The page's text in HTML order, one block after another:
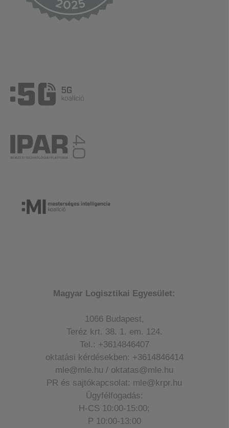
Magyar Logisztikai Egyesület:
1066 Budapest,
Teréz krt. 38. 1. em. 124.
Tel.: +3614846407
oktatási kérdésekben: +3614846414
mle@mle.hu / oktatas@mle.hu
PR és sajtókapcsolat: mle@krpr.hu
Ügyfélfogadás:
H-CS 10:00-15:00;
P 10:00-13:00